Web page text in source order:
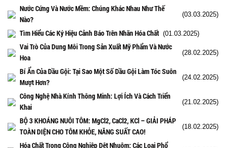
Nước Cứng Và Nước Mềm: Chúng Khác Nhau Như Thế
Nào?
(03.03.2025)
Tìm Hiểu Các Ký Hiệu Cảnh Báo Trên Nhãn Hóa Chất (01.03.2025)
Vai Trò Của Dung Môi Trong Sản Xuất Mỹ Phẩm Và Nước
Hoa
(28.02.2025)
Bí Ẩn Của Dầu Gội: Tại Sao Một Số Dầu Gội Làm Tóc Suôn
Mượt Hơn?
(24.02.2025)
Công Nghệ Nhà Kính Thông Minh: Lợi Ích Và Cách Triển
Khai
(21.02.2025)
BỘ 3 KHOÁNG NUÔI TÔM: MgCl2, CaCl2, KCl – GIẢI PHÁP
TOÀN DIỆN CHO TÔM KHỎE, NĂNG SUẤT CAO!
(18.02.2025)
Hóa Chất Trong Công Nghiệp Dệt Nhuộm: Các Loại Phổ